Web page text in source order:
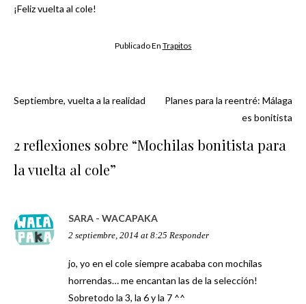
¡Feliz vuelta al cole!
Publicado En Trapitos
Navegación
de
entradas
Septiembre, vuelta a la realidad
Planes para la reentré: Málaga
es bonitista
2 reflexiones sobre “Mochilas bonitista para
la vuelta al cole”
SARA - WACAPAKA
2 septiembre, 2014 at 8:25 Responder
jo, yo en el cole siempre acababa con mochilas
horrendas… me encantan las de la selección!
Sobretodo la 3, la 6 y la 7 ^^